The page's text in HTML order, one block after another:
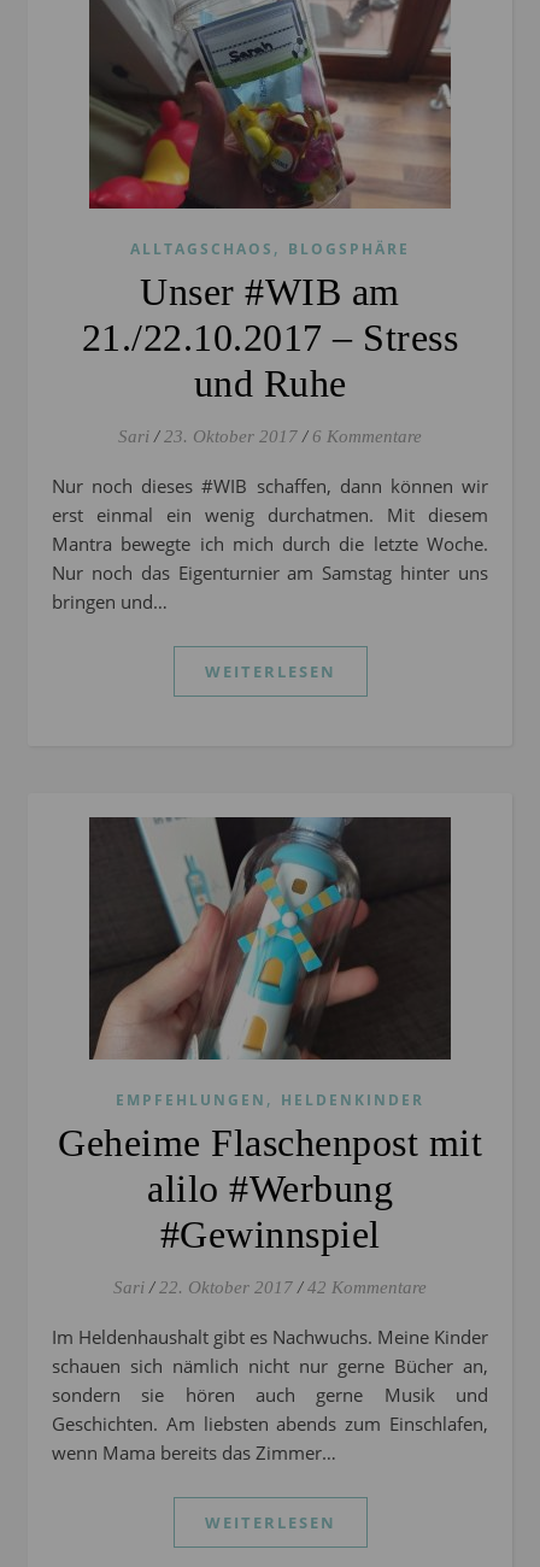
ALLTAGSCHAOS , BLOGSPHÄRE
Unser #WIB am
21./22.10.2017 – Stress
und Ruhe
Sari / 23. Oktober 2017 / 6 Kommentare
Nur noch dieses #WIB schaffen, dann können wir
erst einmal ein wenig durchatmen. Mit diesem
Mantra bewegte ich mich durch die letzte Woche.
Nur noch das Eigenturnier am Samstag hinter uns
bringen und…
WEITERLESEN
EMPFEHLUNGEN , HELDENKINDER
Geheime Flaschenpost mit
alilo #Werbung
#Gewinnspiel
Sari / 22. Oktober 2017 / 42 Kommentare
Im Heldenhaushalt gibt es Nachwuchs. Meine Kinder
schauen sich nämlich nicht nur gerne Bücher an,
sondern sie hören auch gerne Musik und
Geschichten. Am liebsten abends zum Einschlafen,
wenn Mama bereits das Zimmer…
WEITERLESEN